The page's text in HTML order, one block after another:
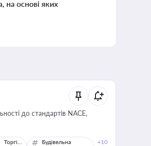
на основі яких
до стандартів NACE,
Торгівля
Будівельна
+10